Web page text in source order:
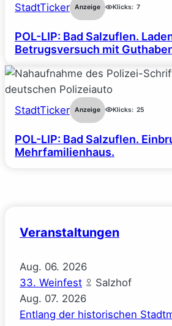
StadtTicker Anzeige Klicks: 7
POL-LIP: Bad Salzuflen.
Betrugsversuch mit
StadtTicker Anzeige Klicks: 25
POL-LIP: Bad Salzuflen.
Mehrfamilienhaus.
Veranstaltungen
Aug. 06. 2026
33. Weinfest
Salzhof
Aug. 07. 2026
Entlang der historischen